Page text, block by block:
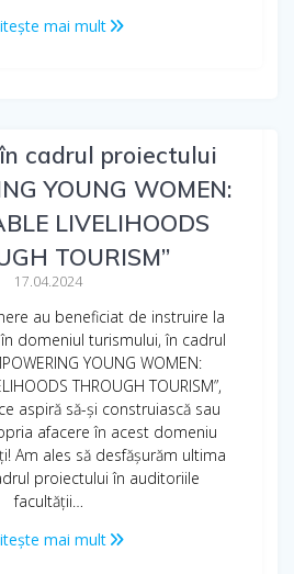
mai mult
cadrul proiectului
YOUNG WOMEN:
LIVELIHOODS
TOURISM”
17.04.2024
au beneficiat de instruire la
domeniul turismului, în cadrul
YOUNG WOMEN:
THROUGH TOURISM”,
aspiră să-și construiască sau
afacere în acest domeniu
Am ales să desfășurăm ultima
proiectului în auditoriile
facultății…
mai mult